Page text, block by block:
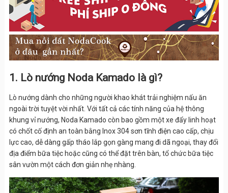
1. Lò nướng Noda Kamado là gì?
Lò nướng dành cho những người khao khát trải nghiệm nấu ăn
ngoài trời tuyệt vời nhất. Với tất cả các tính năng của hệ thông
khung vỉ nướng, Noda Kamado còn bao gồm một xe đẩy linh hoạt
có chốt cố định an toàn bằng Inox 304 sơn tĩnh điện cao cấp, chịu
lực cao, dễ dàng gấp tháo lắp gọn gàng mang đi dã ngoại, thay đổi
địa điểm bữa tiệc hoặc cũng có thể đặt trên bàn, tổ chức bữa tiệc
sân vườn một cách đơn giản nhẹ nhàng.